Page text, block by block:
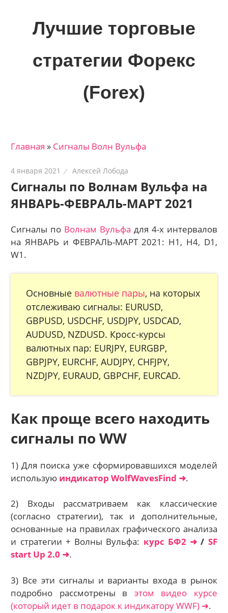
Лучшие торговые
стратегии Форекс
(Forex)
трейдеров
финансовых
рынках:
стратегии,
новости…
Главная » Сигналы Волн Вульфа
4 января 2021 Алексей Лобода
Сигналы по Волнам Вульфа на
ЯНВАРЬ-ФЕВРАЛЬ-МАРТ 2021
Сигналы по Волнам Вульфа для 4-х интервалов
на ЯНВАРЬ и ФЕВРАЛЬ-МАРТ 2021: H1, H4, D1,
W1.
Основные валютные пары, на которых
отслеживаю сигналы: EURUSD,
GBPUSD, USDCHF, USDJPY, USDCAD,
AUDUSD, NZDUSD. Кросс-курсы
валютных пар: EURJPY, EURGBP,
GBPJPY, EURCHF, AUDJPY, CHFJPY,
NZDJPY, EURAUD, GBPCHF, EURCAD.
Как проще всего находить
сигналы по WW
1) Для поиска уже сформировавшихся моделей
использую индикатор WolfWavesFind ➜.
2) Входы рассматриваем как классические
(согласно стратегии), так и дополнительные,
основанные на правилах графического анализа
и стратегии + Волны Вульфа: курс БФ2 ➜ / SF
start Up 2.0 ➜.
3) Все эти сигналы и варианты входа в рынок
подробно рассмотрены в этом видео курсе
(который идет в подарок к индикатору WWF) ➜.